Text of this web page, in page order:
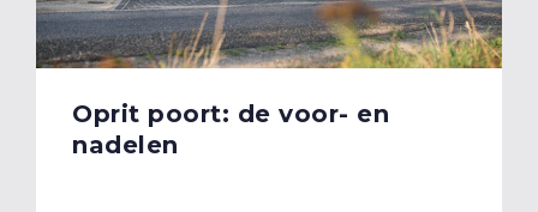
Oprit poort: de voor- en
nadelen